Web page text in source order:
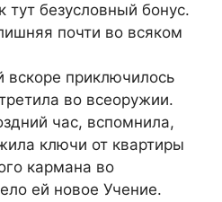
безусловный бонус.
почти во всяком
вскоре приключилось
во всеоружии.
час, вспомнила,
ключи от квартиры
кармана во
ей новое Учение.